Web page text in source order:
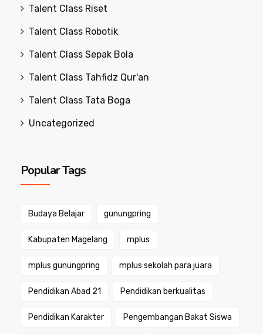
Talent Class Riset
Talent Class Robotik
Talent Class Sepak Bola
Talent Class Tahfidz Qur'an
Talent Class Tata Boga
Uncategorized
Popular Tags
Budaya Belajar gunungpring
Kabupaten Magelang mplus
mplus gunungpring mplus sekolah para juara
Pendidikan Abad 21 Pendidikan berkualitas
Pendidikan Karakter Pengembangan Bakat Siswa